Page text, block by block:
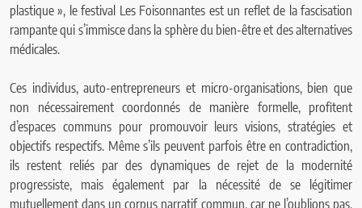
plastique », le festival Les Foisonnantes est un reflet de la fascisation
rampante qui s’immisce dans la sphère du bien-être et des alternatives
médicales.
Ces individus, auto-entrepreneurs et micro-organisations, bien que
non nécessairement coordonnés de manière formelle, profitent
d’espaces communs pour promouvoir leurs visions, stratégies et
objectifs respectifs. Même s’ils peuvent parfois être en contradiction,
ils restent reliés par des dynamiques de rejet de la modernité
progressiste, mais également par la nécessité de se légitimer
mutuellement dans un corpus narratif commun, car ne l’oublions pas,